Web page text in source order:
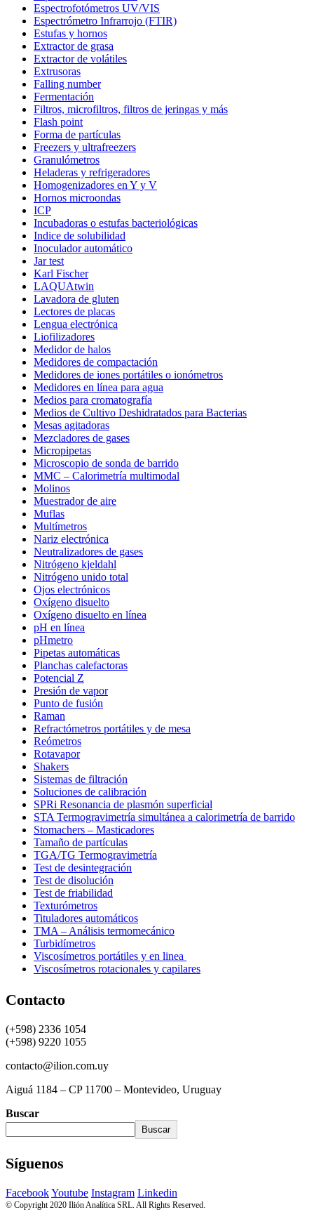
Espectrofotómetros UV/VIS
Espectrómetro Infrarrojo (FTIR)
Estufas y hornos
Extractor de grasa
Extractor de volátiles
Extrusoras
Falling number
Fermentación
Filtros, microfiltros, filtros de jeringas y más
Flash point
Forma de partículas
Freezers y ultrafreezers
Granulómetros
Heladeras y refrigeradores
Homogenizadores en Y y V
Hornos microondas
ICP
Incubadoras o estufas bacteriológicas
Indice de solubilidad
Inoculador automático
Jar test
Karl Fischer
LAQUAtwin
Lavadora de gluten
Lectores de placas
Lengua electrónica
Liofilizadores
Medidor de halos
Medidores de compactación
Medidores de iones portátiles o ionómetros
Medidores en línea para agua
Medios para cromatografía
Medios de Cultivo Deshidratados para Bacterias
Mesas agitadoras
Mezcladores de gases
Micropipetas
Microscopio de sonda de barrido
MMC – Calorimetría multimodal
Molinos
Muestrador de aire
Muflas
Multímetros
Nariz electrónica
Neutralizadores de gases
Nitrógeno kjeldahl
Nitrógeno unido total
Ojos electrónicos
Oxígeno disuelto
Oxígeno disuelto en línea
pH en línea
pHmetro
Pipetas automáticas
Planchas calefactoras
Potencial Z
Presión de vapor
Punto de fusión
Raman
Refractómetros portátiles y de mesa
Reómetros
Rotavapor
Shakers
Sistemas de filtración
Soluciones de calibración
SPRi Resonancia de plasmón superficial
STA Termogravimetría simultánea a calorimetría de barrido
Stomachers – Masticadores
Tamaño de partículas
TGA/TG Termogravimetría
Test de desintegración
Test de disolución
Test de friabilidad
Texturómetros
Tituladores automáticos
TMA – Análisis termomecánico
Turbidímetros
Viscosímetros portátiles y en linea
Viscosímetros rotacionales y capilares
Contacto
(+598) 2336 1054
(+598) 9220 1055
contacto@ilion.com.uy
Aiguá 1184 – CP 11700 – Montevideo, Uruguay
Buscar
Buscar
Síguenos
FacebookYoutube Instagram Linkedin
© Copyright 2020 Ilión Analítica SRL. All Rights Reserved.